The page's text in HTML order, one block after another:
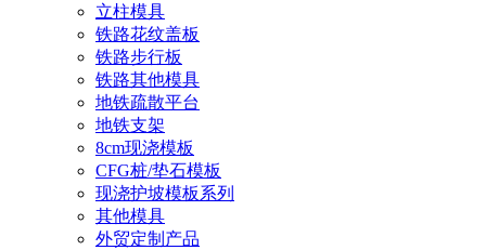
立柱模具
铁路花纹盖板
铁路步行板
铁路其他模具
地铁疏散平台
地铁支架
8cm现浇模板
CFG桩/垫石模板
现浇护坡模板系列
其他模具
外贸定制产品